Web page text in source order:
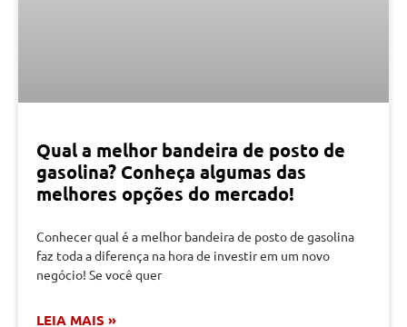
Qual a melhor bandeira de posto de
gasolina? Conheça algumas das
melhores opções do mercado!
Conhecer qual é a melhor bandeira de posto de gasolina
faz toda a diferença na hora de investir em um novo
negócio! Se você quer
LEIA MAIS »